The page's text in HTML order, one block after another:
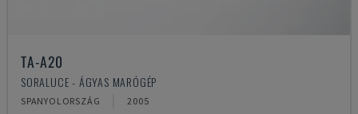
TA-A20
SORALUCE - ÁGYAS MARÓGÉP
SPANYOLORSZÁG 2005